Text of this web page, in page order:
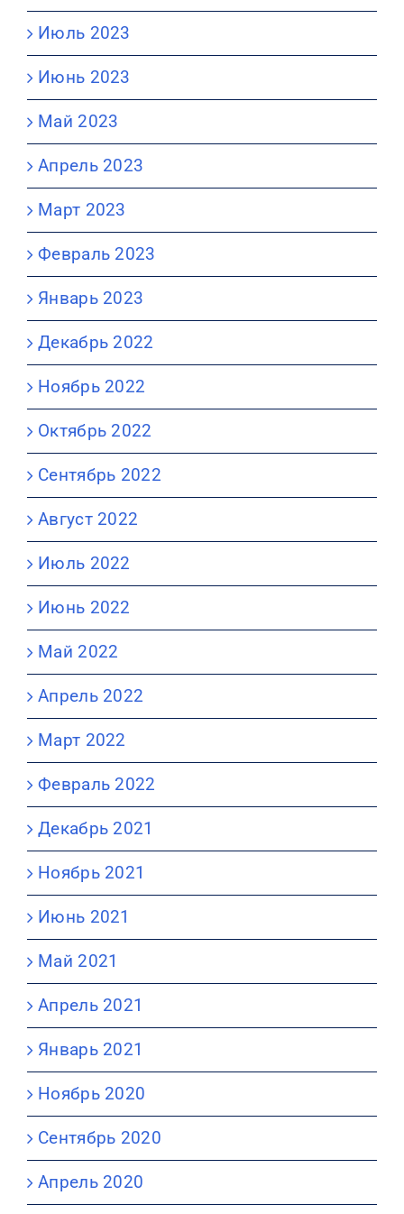
Июль 2023
Июнь 2023
Май 2023
Апрель 2023
Март 2023
Февраль 2023
Январь 2023
Декабрь 2022
Ноябрь 2022
Октябрь 2022
Сентябрь 2022
Август 2022
Июль 2022
Июнь 2022
Май 2022
Апрель 2022
Март 2022
Февраль 2022
Декабрь 2021
Ноябрь 2021
Июнь 2021
Май 2021
Апрель 2021
Январь 2021
Ноябрь 2020
Сентябрь 2020
Апрель 2020